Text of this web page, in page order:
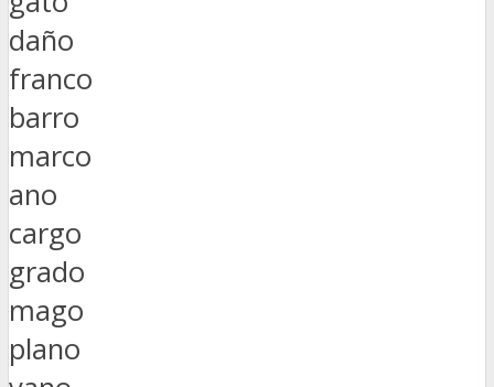
daño
franco
barro
marco
ano
cargo
grado
mago
plano